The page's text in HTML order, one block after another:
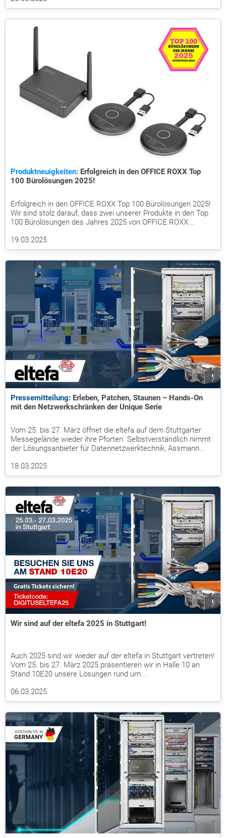
Produktneuigkeiten: Erfolgreich in den OFFICE ROXX Top
100 Bürolösungen 2025!
Erfolgreich in den OFFICE ROXX Top 100 Bürolösungen 2025!
Wir sind stolz darauf, dass zwei unserer Produkte in den Top
100 Bürolösungen des Jahres 2025 von OFFICE ROXX...
19.03.2025
Pressemitteilung: Erleben, Patchen, Staunen – Hands-On
mit den Netzwerkschränken der Unique Serie
Vom 25. bis 27. März öffnet die eltefa auf dem Stuttgarter
Messegelände wieder ihre Pforten. Selbstverständlich nimmt
der Lösungsanbieter für Datennetzwerktechnik, Assmann...
18.03.2025
Wir sind auf der eltefa 2025 in Stuttgart!
Auch 2025 sind wir wieder auf der eltefa in Stuttgart vertreten!
Vom 25. bis 27. März 2025 präsentieren wir in Halle 10 an
Stand 10E20 unsere Lösungen rund um...
06.03.2025